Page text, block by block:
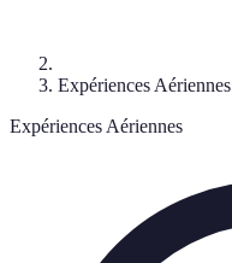
Expériences Aériennes
Expériences Aériennes